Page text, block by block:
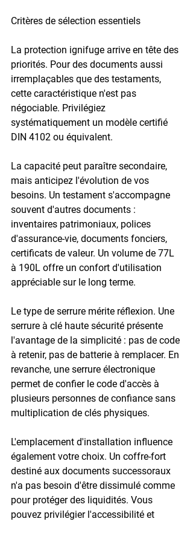
Critères de sélection essentiels
La protection ignifuge arrive en tête des
priorités. Pour des documents aussi
irremplaçables que des testaments,
cette caractéristique n'est pas
négociable. Privilégiez
systématiquement un modèle certifié
DIN 4102 ou équivalent.
La capacité peut paraître secondaire,
mais anticipez l'évolution de vos
besoins. Un testament s'accompagne
souvent d'autres documents :
inventaires patrimoniaux, polices
d'assurance-vie, documents fonciers,
certificats de valeur. Un volume de 77L
à 190L offre un confort d'utilisation
appréciable sur le long terme.
Le type de serrure mérite réflexion. Une
serrure à clé haute sécurité présente
l'avantage de la simplicité : pas de code
à retenir, pas de batterie à remplacer. En
revanche, une serrure électronique
permet de confier le code d'accès à
plusieurs personnes de confiance sans
multiplication de clés physiques.
L'emplacement d'installation influence
également votre choix. Un coffre-fort
destiné aux documents successoraux
n'a pas besoin d'être dissimulé comme
pour protéger des liquidités. Vous
pouvez privilégier l'accessibilité et